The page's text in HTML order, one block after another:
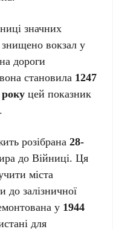
значних
вокзал у
дороги
вона становила 1247
цей показник
.
розібрана28-
до Війниці. Ця
міста
залізничної
у 1944
для